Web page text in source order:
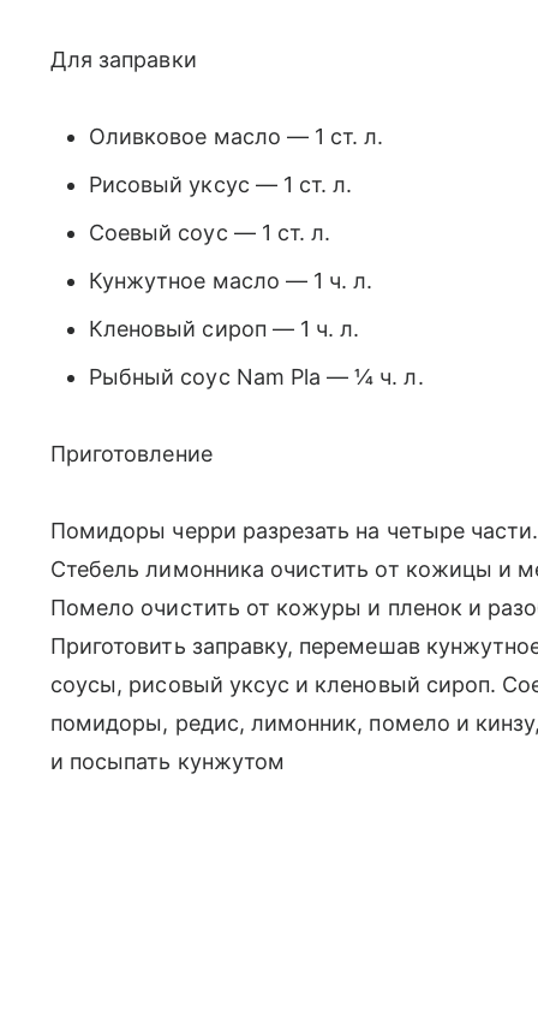
Для заправки
Оливковое масло — 1 ст. л.
Рисовый уксус — 1 ст. л.
Соевый соус — 1 ст. л.
Кунжутное масло — 1 ч. л.
Кленовый сироп — 1 ч. л.
Рыбный соус Nam Pla — ¼ ч. л.
Приготовление
Помидоры черри разрезать на четыре
Стебель лимонника очистить от кожицы и
Помело очистить от кожуры и пленок и
Приготовить заправку, перемешав
соусы, рисовый уксус и кленовый сироп.
помидоры, редис, лимонник, помело и
и посыпать кунжутом